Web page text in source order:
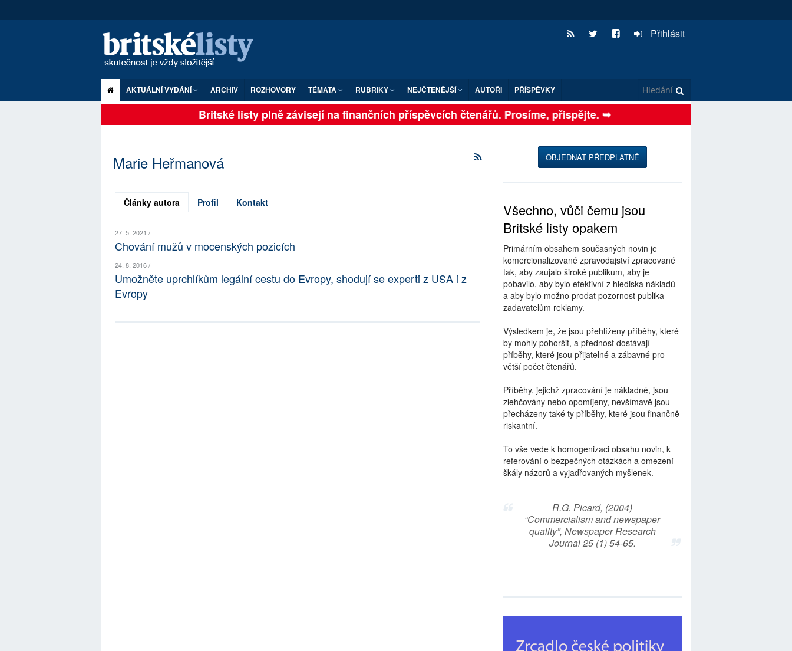
Přihlásit
AKTUÁLNÍ VYDÁNÍ ARCHIV ROZHOVORY TÉMATA RUBRIKY NEJČTENĚJŠÍ AUTOŘI PŘÍSPĚVKY
Britské listy plně závisejí na finančních příspěvcích čtenářů. Prosíme, přispějte. ➥
Marie Heřmanová
Články autora Profil Kontakt
27. 5. 2021 /
Chování mužů v mocenských pozicích
24. 8. 2016 /
Umožněte uprchlíkům legální cestu do Evropy, shodují se experti z USA i z
Evropy
OBJEDNAT PŘEDPLATNÉ
Všechno, vůči čemu jsou
Britské listy opakem
Primárním obsahem současných novin je
komercionalizované zpravodajství zpracované
tak, aby zaujalo široké publikum, aby je
pobavilo, aby bylo efektivní z hlediska nákladů
a aby bylo možno prodat pozornost publika
zadavatelům reklamy.
Výsledkem je, že jsou přehlíženy příběhy, které
by mohly pohoršit, a přednost dostávají
příběhy, které jsou přijatelné a zábavné pro
větší počet čtenářů.
Příběhy, jejichž zpracování je nákladné, jsou
zlehčovány nebo opomíjeny, nevšímavě jsou
přecházeny také ty příběhy, které jsou finančně
riskantní.
To vše vede k homogenizaci obsahu novin, k
referování o bezpečných otázkách a omezení
škály názorů a vyjadřovaných myšlenek.
R.G. Picard, (2004)
“Commercialism and newspaper
quality”, Newspaper Research
Journal 25 (1) 54-65.